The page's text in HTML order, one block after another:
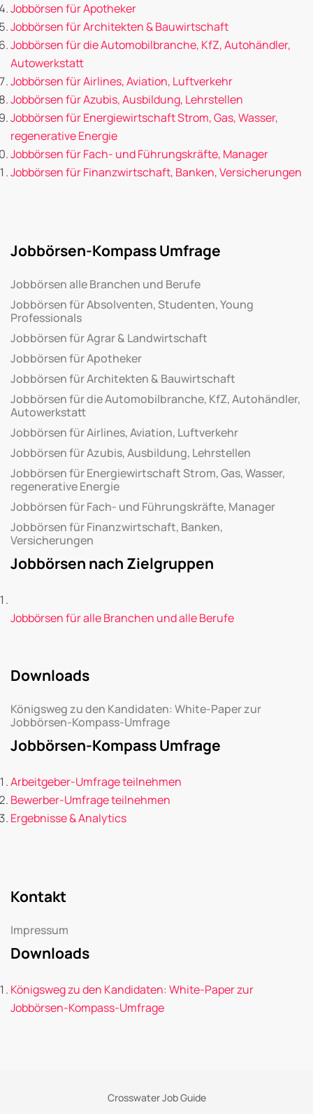
Jobbörsen für Apotheker
Jobbörsen für Architekten & Bauwirtschaft
Jobbörsen für die Automobilbranche, KfZ, Autohändler,
Autowerkstatt
Jobbörsen für Airlines, Aviation, Luftverkehr
Jobbörsen für Azubis, Ausbildung, Lehrstellen
Jobbörsen für Energiewirtschaft Strom, Gas, Wasser,
regenerative Energie
Jobbörsen für Fach- und Führungskräfte, Manager
Jobbörsen für Finanzwirtschaft, Banken, Versicherungen
Jobbörsen-Kompass Umfrage
Jobbörsen alle Branchen und Berufe
Jobbörsen für Absolventen, Studenten, Young
Professionals
Jobbörsen für Agrar & Landwirtschaft
Jobbörsen für Apotheker
Jobbörsen für Architekten & Bauwirtschaft
Jobbörsen für die Automobilbranche, KfZ, Autohändler,
Autowerkstatt
Jobbörsen für Airlines, Aviation, Luftverkehr
Jobbörsen für Azubis, Ausbildung, Lehrstellen
Jobbörsen für Energiewirtschaft Strom, Gas, Wasser,
regenerative Energie
Jobbörsen für Fach- und Führungskräfte, Manager
Jobbörsen für Finanzwirtschaft, Banken,
Versicherungen
Jobbörsen nach Zielgruppen
Jobbörsen für alle Branchen und alle Berufe
Downloads
Königsweg zu den Kandidaten: White-Paper zur
Jobbörsen-Kompass-Umfrage
Jobbörsen-Kompass Umfrage
Arbeitgeber-Umfrage teilnehmen
Bewerber-Umfrage teilnehmen
Ergebnisse & Analytics
Kontakt
Impressum
Downloads
Königsweg zu den Kandidaten: White-Paper zur
Jobbörsen-Kompass-Umfrage
Crosswater Job Guide